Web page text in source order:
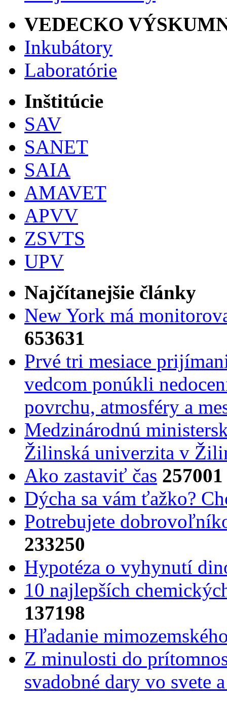
VEDECKO
Inkubátory
Laboratórie
Inštitúcie
SAV
SANET
SAIA
AMAVET
APVV
ZSVTS
UPV
Najčítanejšie články
New York má
653631
Prvé tri mesiace
vedcom ponúkli
povrchu, atmosféry a
Medzinárodnú
Žilinská univerzita v
Ako zastaviť čas 257001
Dýcha sa vám ťažko?
Potrebujet​e
233250
Hypotéza o vyhynutí
10 najlepších
137198
Hľadanie
Z minulosti do
svadobné dary vo svete